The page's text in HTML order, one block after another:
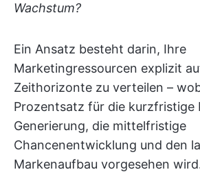
Wachstum?
Ein Ansatz besteht darin, Ihre
Marketingressourcen explizit
Zeithorizonte zu verteilen –
Prozentsatz für die kurzfristige
Generierung, die mittelfristige
Chancenentwicklung und den
Markenaufbau vorgesehen